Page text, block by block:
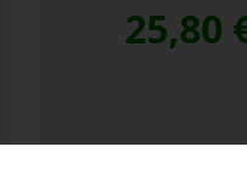
25,80